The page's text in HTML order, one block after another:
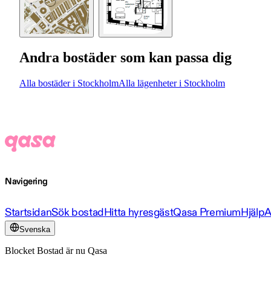
Andra bostäder som kan passa dig
Alla bostäder i StockholmAlla lägenheter i Stockholm
Navigering
StartsidanSök bostadHitta hyresgästQasa PremiumHjälp
Svenska
Blocket Bostad är nu Qasa